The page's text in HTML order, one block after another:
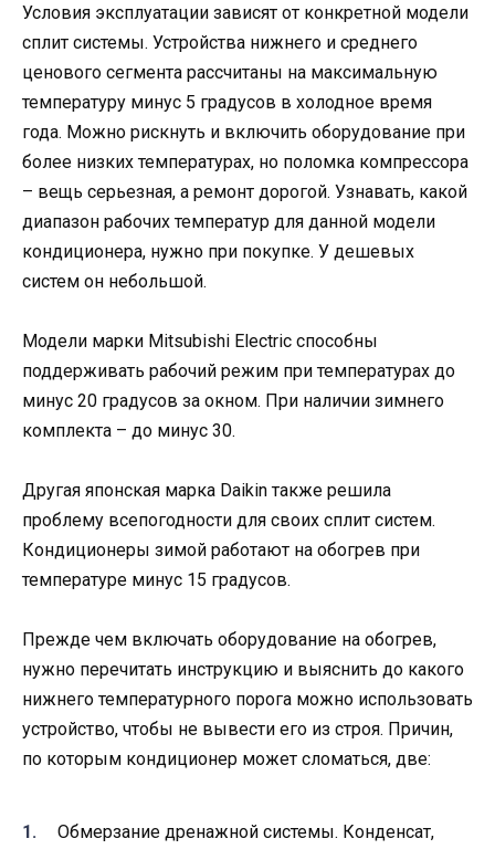
Условия эксплуатации зависят от конкретной модели
сплит системы. Устройства нижнего и среднего
ценового сегмента рассчитаны на максимальную
температуру минус 5 градусов в холодное время
года. Можно рискнуть и включить оборудование при
более низких температурах, но поломка компрессора
– вещь серьезная, а ремонт дорогой. Узнавать, какой
диапазон рабочих температур для данной модели
кондиционера, нужно при покупке. У дешевых
систем он небольшой.
Модели марки Mitsubishi Electric способны
поддерживать рабочий режим при температурах до
минус 20 градусов за окном. При наличии зимнего
комплекта – до минус 30.
Другая японская марка Daikin также решила
проблему всепогодности для своих сплит систем.
Кондиционеры зимой работают на обогрев при
температуре минус 15 градусов.
Прежде чем включать оборудование на обогрев,
нужно перечитать инструкцию и выяснить до какого
нижнего температурного порога можно использовать
устройство, чтобы не вывести его из строя. Причин,
по которым кондиционер может сломаться, две:
Обмерзание дренажной системы. Конденсат,